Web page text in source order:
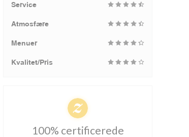
Service
Atmosfære
Menuer
Kvalitet/Pris
100% certificerede